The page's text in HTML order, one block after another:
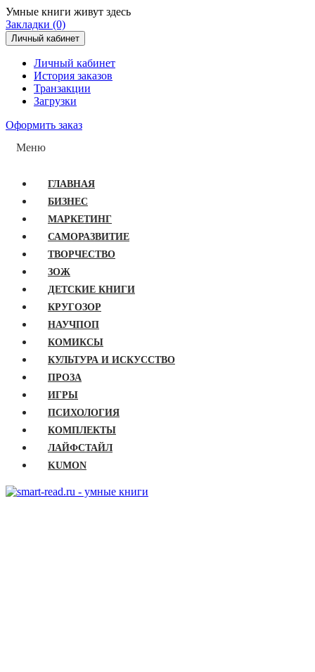
Умные книги живут здесь
Закладки (0)
Личный кабинет
Личный кабинет
История заказов
Транзакции
Загрузки
Оформить заказ
Меню
ГЛАВНАЯ
БИЗНЕС
МАРКЕТИНГ
САМОРАЗВИТИЕ
ТВОРЧЕСТВО
ЗОЖ
ДЕТСКИЕ КНИГИ
КРУГОЗОР
НАУЧПОП
КОМИКСЫ
КУЛЬТУРА И ИСКУССТВО
ПРОЗА
ИГРЫ
ПСИХОЛОГИЯ
КОМПЛЕКТЫ
ЛАЙФСТАЙЛ
KUMON